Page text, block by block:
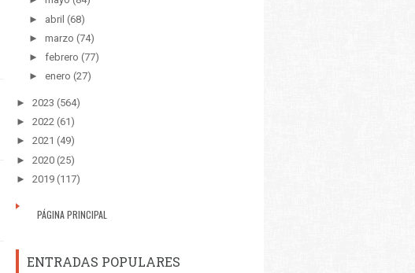
► abril (68)
► marzo (74)
► febrero (77)
► enero (27)
► 2023 (564)
► 2022 (61)
► 2021 (49)
► 2020 (25)
► 2019 (117)
PÁGINA PRINCIPAL
ENTRADAS POPULARES